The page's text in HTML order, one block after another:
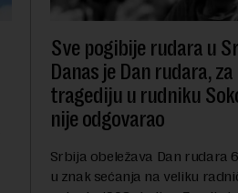
Sve pogibije rudara u
Danas je Dan rudara, za
tragediju u rudniku
nije odgovarao
Srbija obeležava Dan rudara
u znak sećanja na veliku